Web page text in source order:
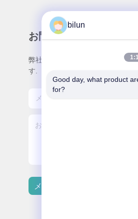
お問い合わせ
弊社製品についてのお問い合わせ
す.
メールを送信する
bilun
Good day, what product
for?